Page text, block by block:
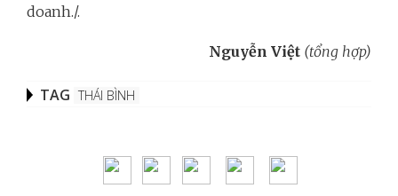
doanh./.
Nguyễn Việt (tổng hợp)
TAG THÁI BÌNH